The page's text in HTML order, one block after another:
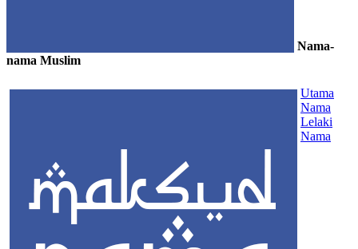
Nama-
nama Muslim
Utama
Nama
Lelaki
Nama